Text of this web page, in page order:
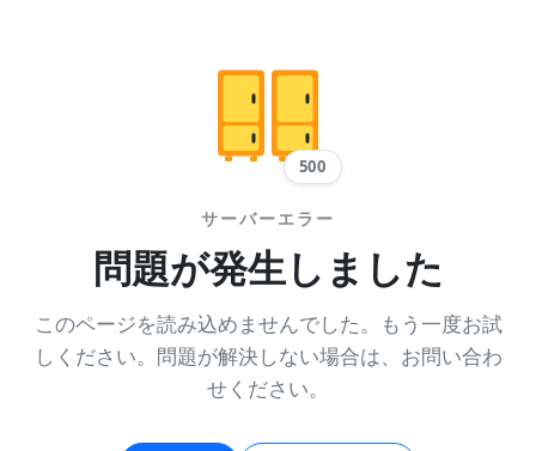
500
サーバーエラー
問題が発生しました
このページを読み込めませんでした。もう一度お試
しください。問題が解決しない場合は、お問い合わ
せください。